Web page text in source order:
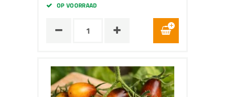
OP VOORRAAD